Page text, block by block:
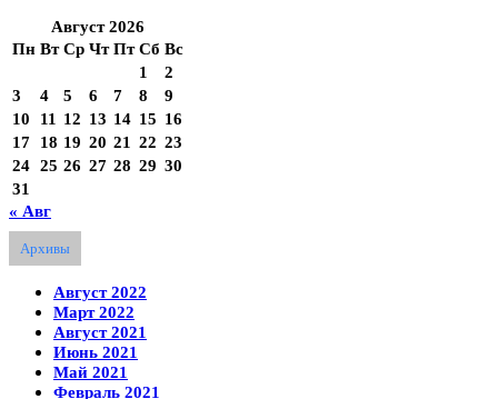
Август 2026
Пн Вт Ср Чт Пт Сб Вс
1
2
3
4 5 6 7 8
9
10
11 12 13 14 15 16
17
18 19 20 21 22 23
24 25 26 27 28 29 30
31
« Авг
Архивы
Август 2022
Март 2022
Август 2021
Июнь 2021
Май 2021
Февраль 2021